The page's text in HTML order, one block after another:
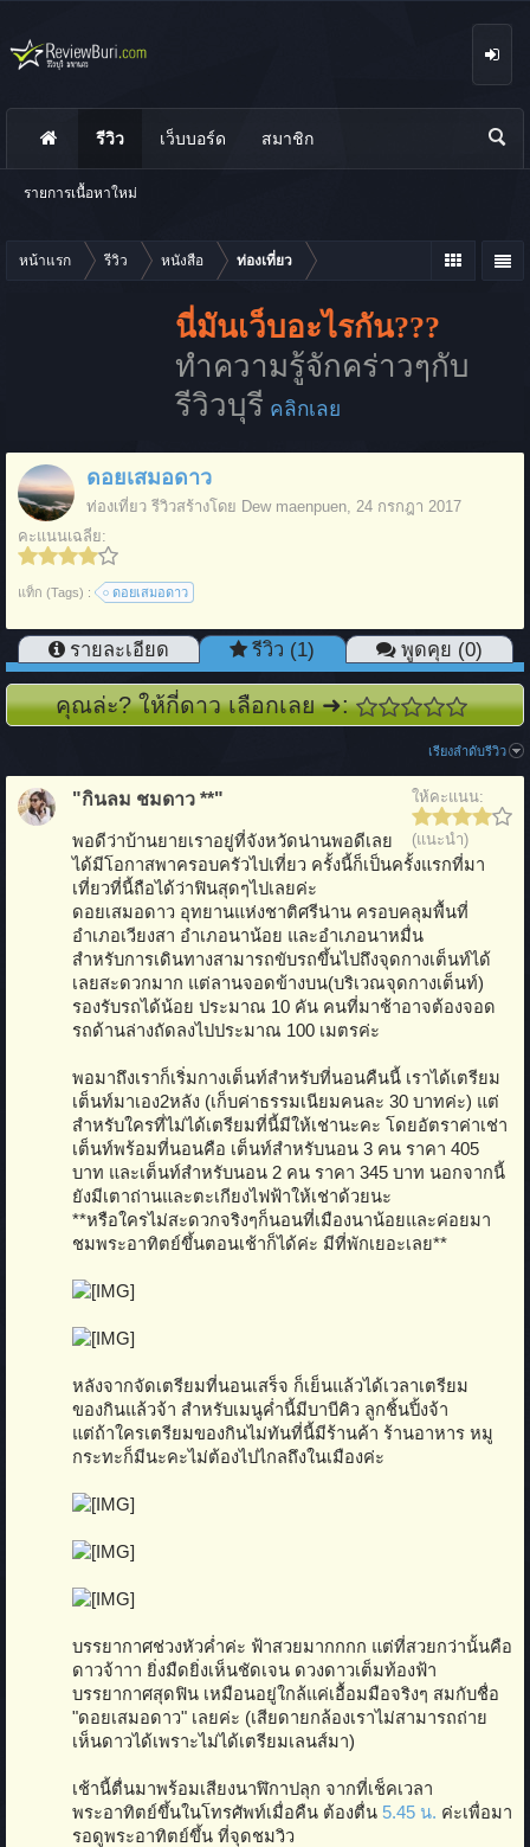
หน้าแรก รีวิว หนังสือ ท่องเที่ยว
นี่มันเว็บอะไรกัน???
ทำความรู้จักคร่าวๆกับ
รีวิวบุรี คลิกเลย
ดอยเสมอดาว
ท่องเที่ยว รีวิวสร้างโดย Dew maenpuen, 24 กรกฎา 2017
คะแนนเฉลี่ย:
แท็ก (Tags) : ดอยเสมอดาว
รายละเอียด รีวิว (1) พูดคุย (0)
คุณล่ะ? ให้กี่ดาว เลือกเลย ➜:
เรียงลำดับรีวิว
ให้คะแนน:
(แนะนำ)
"กินลม ชมดาว **"
พอดีว่าบ้านยายเราอยู่ที่จังหวัดน่านพอดีเลย
ได้มีโอกาสพาครอบครัวไปเที่ยว ครั้งนี้ก็เป็นครั้งแรกที่มา
เที่ยวที่นี้ถือได้ว่าฟินสุดๆไปเลยค่ะ
ดอยเสมอดาว อุทยานแห่งชาติศรีน่าน ครอบคลุมพื้นที่
อำเภอเวียงสา อำเภอนาน้อย และอำเภอนาหมื่น
สำหรับการเดินทางสามารถขับรถขึ้นไปถึงจุดกางเต็นท์ได้
เลยสะดวกมาก แต่ลานจอดข้างบน(บริเวณจุดกางเต็นท์)
รองรับรถได้น้อย ประมาณ 10 คัน คนที่มาช้าอาจต้องจอด
รถด้านล่างถัดลงไปประมาณ 100 เมตรค่ะ
พอมาถึงเราก็เริ่มกางเต็นท์สำหรับที่นอนคืนนี้ เราได้เตรียม
เต็นท์มาเอง2หลัง (เก็บค่าธรรมเนียมคนละ 30 บาทค่ะ) แต่
สำหรับใครที่ไม่ได้เตรียมที่นี้มีให้เช่านะคะ โดยอัตราค่าเช่า
เต็นท์พร้อมที่นอนคือ เต็นท์สำหรับนอน 3 คน ราคา 405
บาท และเต็นท์สำหรับนอน 2 คน ราคา 345 บาท นอกจากนี้
ยังมีเตาถ่านและตะเกียงไฟฟ้าให้เช่าด้วยนะ
**หรือใครไม่สะดวกจริงๆก็นอนที่เมืองนาน้อยและค่อยมา
ชมพระอาทิตย์ขึ้นตอนเช้าก็ได้ค่ะ มีที่พักเยอะเลย**
หลังจากจัดเตรียมที่นอนเสร็จ ก็เย็นแล้วได้เวลาเตรียม
ของกินแล้วจ้า สำหรับเมนูค่ำนี้มีบาบีคิว ลูกชิ้นปิ้งจ้า
แต่ถ้าใครเตรียมของกินไม่ทันที่นี้มีร้านค้า ร้านอาหาร หมู
กระทะก็มีนะคะไม่ต้องไปไกลถึงในเมืองค่ะ
บรรยากาศช่วงหัวค่ำค่ะ ฟ้าสวยมากกกก แต่ที่สวยกว่านั้นคือ
ดาวจ้าาา ยิ่งมืดยิ่งเห็นชัดเจน ดวงดาวเต็มท้องฟ้า
บรรยากาศสุดฟิน เหมือนอยู่ใกล้แค่เอื้อมมือจริงๆ สมกับชื่อ
"ดอยเสมอดาว" เลยค่ะ (เสียดายกล้องเราไม่สามารถถ่าย
เห็นดาวได้เพราะไม่ได้เตรียมเลนส์มา)
เช้านี้ตื่นมาพร้อมเสียงนาฬิกาปลุก จากที่เช็คเวลา
พระอาทิตย์ขึ้นในโทรศัพท์เมื่อคืน ต้องตื่น 5.45 น. ค่ะเพื่อมา
รอดูพระอาทิตย์ขึ้น ที่จุดชมวิว
รีวิว
รายการเนื้อหาใหม่
เว็บบอร์ด สมาชิก
า